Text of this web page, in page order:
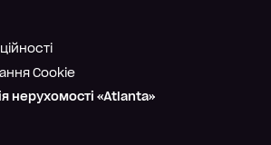
нерухомості «Atlanta»
Cookie